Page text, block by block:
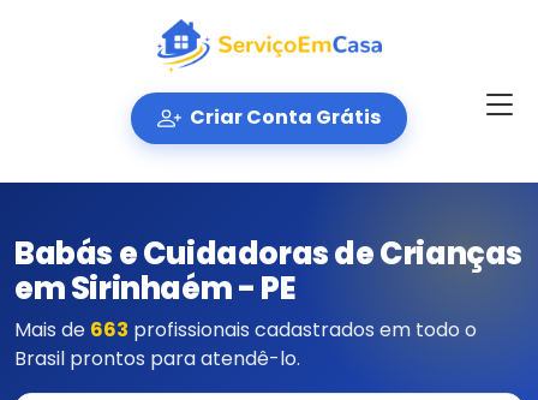
Criar Conta Grátis
Babás e Cuidadoras de Crianças
em Sirinhaém - PE
Mais de 663 profissionais cadastrados em todo o
Brasil prontos para atendê-lo.